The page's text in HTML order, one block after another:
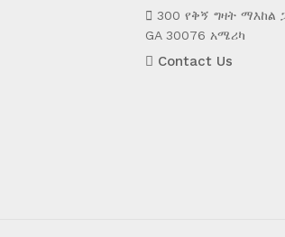
300 የቅኝ ግዛት ማእከል
GA 30076 አሜሪካ
Contact Us